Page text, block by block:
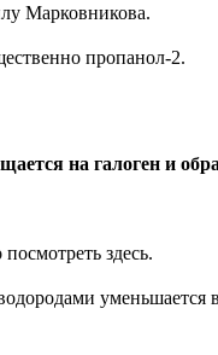
Марковникова.
пропанол-2.
на галоген и
здесь.
уменьшается